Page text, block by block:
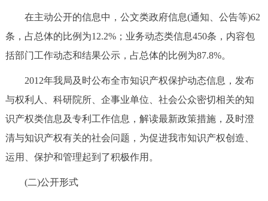
回到顶部
在主动公开的信息中，公文类政府信息(通知、公告等)62
条，占总体的比例为12.2%；业务动态类信息450条，内容包
括部门工作动态和结果公示，占总体的比例为87.8%。
2012年我局及时公布全市知识产权保护动态信息，发布
与权利人、科研院所、企事业单位、社会公众密切相关的知
识产权类信息及专利工作信息，解读最新政策措施，及时澄
清与知识产权有关的社会问题，为促进我市知识产权创造、
运用、保护和管理起到了积极作用。
(二)公开形式